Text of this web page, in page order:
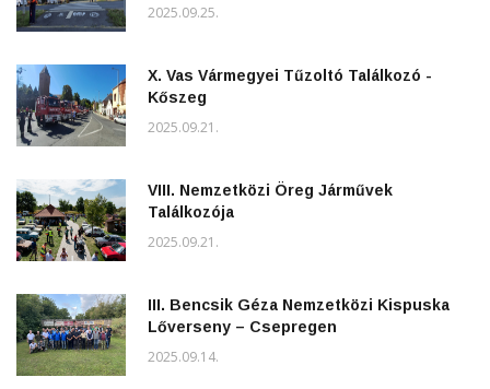
2025.09.25.
X. Vas Vármegyei Tűzoltó Találkozó -
Kőszeg
2025.09.21.
VIII. Nemzetközi Öreg Járművek
Találkozója
2025.09.21.
III. Bencsik Géza Nemzetközi Kispuska
Lőverseny – Csepregen
2025.09.14.